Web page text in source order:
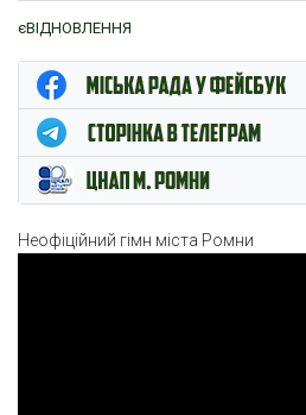
єВІДНОВЛЕННЯ
ЦНАП м. Ромни
Неофіційний гімн міста Ромни